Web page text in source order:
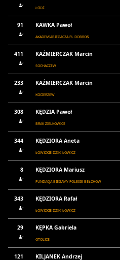
ŁÓDŹ
91 KAWKA Paweł
AKADEMIABIEGACZA.PL DOBROŃ
411 KAŹMIERCZAK Marcin
SOCHACZEW
233 KAŹMIERCZAK Marcin
KOCIERZEW
308 KĘDZIA Paweł
BRAK ZIELKOWICE
344 KĘDZIORA Aneta
ŁOWICKIE DZIKI ŁOWICZ
8 KĘDZIORA Mariusz
FUNDACJA BIEGAMY POLESIE BEŁCHÓW
343 KĘDZIORA Rafał
ŁOWICKIE DZIKI ŁOWICZ
29 KĘPKA Gabriela
OTOLICE
121 KILJANEK Andrzej